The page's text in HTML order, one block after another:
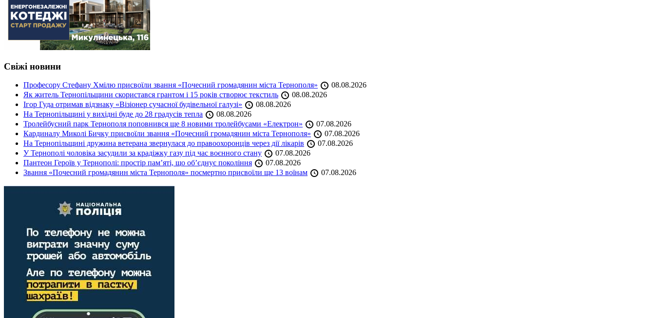
Свіжі новини
Професору Стефану Хмілю присвоїли звання «Почесний громадянин міста Тернополя»
08.08.2026
Як житель Тернопільщини скористався грантом і 15 років створює текстиль
08.08.2026
Ігор Гуда отримав відзнаку «Візіонер сучасної будівельної галузі»
08.08.2026
На Тернопільщині у вихідні буде до 28 градусів тепла
08.08.2026
Тролейбусний парк Тернополя поповнився ще 8 новими тролейбусами «Електрон»
07.08.2026
Кардиналу Миколі Бичку присвоїли звання «Почесний громадянин міста Тернополя»
07.08.2026
На Тернопільщині дружина ветерана звернулася до правоохоронців через дії лікарів
07.08.2026
У Тернополі чоловіка засудили за крадіжку газу під час воєнного стану
07.08.2026
Пантеон Героїв у Тернополі: простір пам’яті, що об’єднує покоління
07.08.2026
Звання «Почесний громадянин міста Тернополя» посмертно присвоїли ще 13 воїнам
07.08.2026